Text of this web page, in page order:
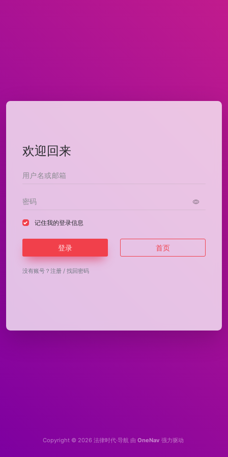
欢迎回来
记住我的登录信息
登录 首页
没有账号？ 注册 / 找回密码
Copyright © 2026 法律时代·导航 由 OneNav 强力驱动